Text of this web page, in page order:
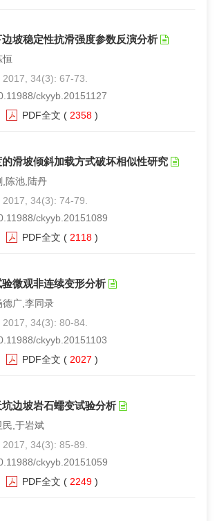
坡稳定性抗滑强度参数反演分析
恒
34(3): 67-73.
ckyyb.20151127
PDF全文 ( 2358 )
滑坡倾斜加载方式破坏相似性研究
,陈池,陆丹
34(3): 74-79.
ckyyb.20151089
PDF全文 ( 2118 )
微观非连续变形分析
广,李同录
34(3): 80-84.
ckyyb.20151103
PDF全文 ( 2027 )
边坡岩石蠕变试验分析
民,于岩斌
34(3): 85-89.
ckyyb.20151059
PDF全文 ( 2249 )